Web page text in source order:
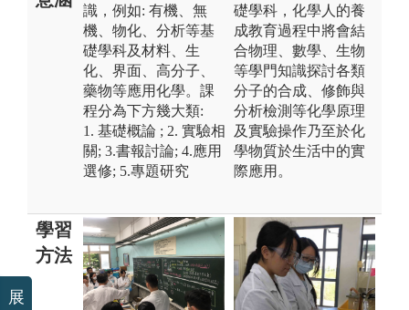
識，例如: 有機、無
機、物化、分析等基
礎學科及材料、生
化、界面、高分子、
藥物等應用化學。課
程分為下方幾大類:
1. 基礎概論 ; 2. 實驗相
關; 3.書報討論; 4.應用
選修; 5.專題研究
礎學科，化學人的養
成教育過程中將會結
合物理、數學、生物
等學門知識探討各類
分子的合成、修飾與
分析檢測等化學原理
及實驗操作乃至於化
學物質於生活中的實
際應用。
學習
方法
展